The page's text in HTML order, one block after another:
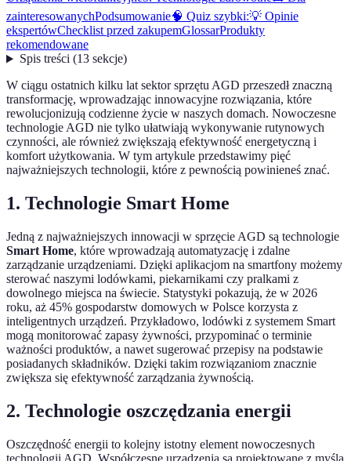
zainteresowanychPodsumowanie🧠 Quiz szybki:💡 Opinie
ekspertówChecklist przed zakupemGlossarProdukty
rekomendowane
Spis treści(13 sekcje)
W ciągu ostatnich kilku lat sektor sprzętu AGD przeszedł znaczną
transformację, wprowadzając innowacyjne rozwiązania, które
rewolucjonizują codzienne życie w naszych domach. Nowoczesne
technologie AGD nie tylko ułatwiają wykonywanie rutynowych
czynności, ale również zwiększają efektywność energetyczną i
komfort użytkowania. W tym artykule przedstawimy pięć
najważniejszych technologii, które z pewnością powinieneś znać.
1. Technologie Smart Home
Jedną z najważniejszych innowacji w sprzęcie AGD są technologie
Smart Home, które wprowadzają automatyzację i zdalne
zarządzanie urządzeniami. Dzięki aplikacjom na smartfony możemy
sterować naszymi lodówkami, piekarnikami czy pralkami z
dowolnego miejsca na świecie. Statystyki pokazują, że w 2026
roku, aż 45% gospodarstw domowych w Polsce korzysta z
inteligentnych urządzeń. Przykładowo, lodówki z systemem Smart
mogą monitorować zapasy żywności, przypominać o terminie
ważności produktów, a nawet sugerować przepisy na podstawie
posiadanych składników. Dzięki takim rozwiązaniom znacznie
zwiększa się efektywność zarządzania żywnością.
2. Technologie oszczędzania energii
Oszczędność energii to kolejny istotny element nowoczesnych
technologii AGD. Współczesne urządzenia są projektowane z myślą